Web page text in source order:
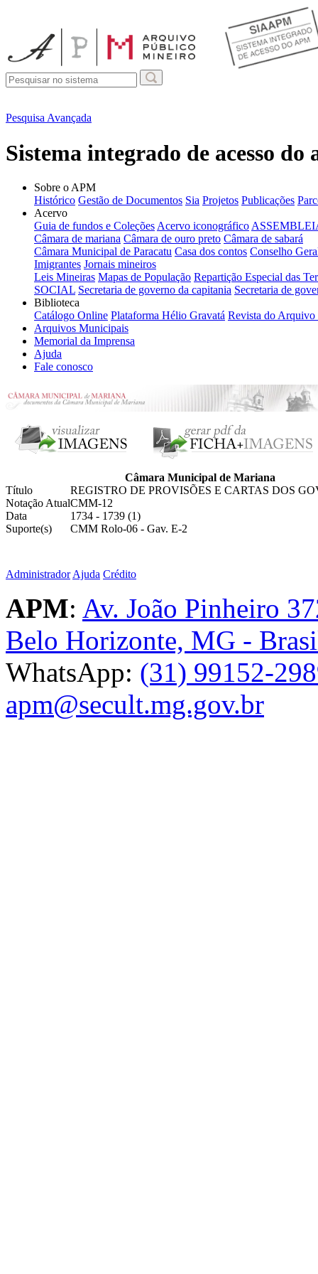
Pesquisa Avançada
Sistema integrado de acesso do
Sobre o APM
Histórico Gestão de Documentos Sia Projetos Publicações
Acervo
Guia de fundos e Coleções Acervo iconográfico
Câmara de mariana Câmara de ouro preto Câmara de sabará
Câmara Municipal de Paracatu Casa dos contos Conselho
Imigrantes Jornais mineiros
Leis Mineiras Mapas de População Repartição Especial das
SOCIAL Secretaria de governo da capitania Secretaria de
Biblioteca
Catálogo Online Plataforma Hélio Gravatá Revista do
Arquivos Municipais
Memorial da Imprensa
Ajuda
Fale conosco
Câmara Municipal de Mariana
Título
REGISTRO DE PROVISÕES E CARTAS DOS
Notação AtualCMM-12
Data
1734 - 1739 (1)
Suporte(s)
CMM Rolo-06 - Gav. E-2
Administrador Ajuda Crédito
APM: Av. João Pinheiro
Belo Horizonte, MG -
WhatsApp: (31) 99152-
apm@secult.mg.gov.br